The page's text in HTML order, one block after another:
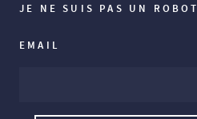
JE NE SUIS PAS UN ROBOT
EMAIL